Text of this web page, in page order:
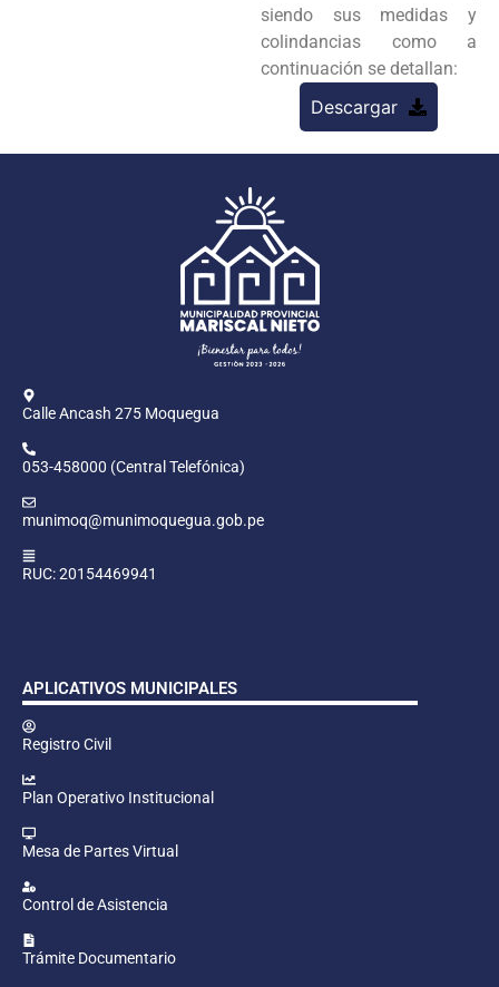
siendo sus medidas y
colindancias como a
continuación se detallan:
Descargar
Calle Ancash 275 Moquegua
053-458000 (Central Telefónica)
munimoq@munimoquegua.gob.pe
RUC: 20154469941
APLICATIVOS MUNICIPALES
Registro Civil
Plan Operativo Institucional
Mesa de Partes Virtual
Control de Asistencia
Trámite Documentario